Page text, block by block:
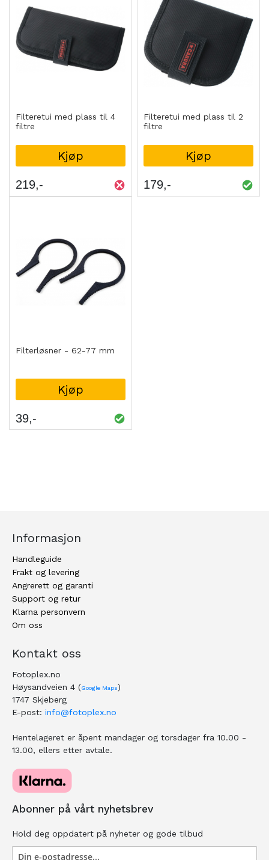
Filteretui med plass til 4
filtre
Kjøp
219
Filteretui med plass til 2
filtre
Kjøp
179
Filterløsner - 62-77 mm
Kjøp
39
Informasjon
Handleguide
Frakt og levering
Angrerett og garanti
Support og retur
Klarna personvern
Om oss
Kontakt oss
Fotoplex.no
Høysandveien 4 (Google Maps)
1747 Skjeberg
E-post: info@fotoplex.no
Hentelageret er åpent mandager og torsdager fra 10.00 -
13.00, ellers etter avtale.
Abonner på vårt nyhetsbrev
Hold deg oppdatert på nyheter og gode tilbud